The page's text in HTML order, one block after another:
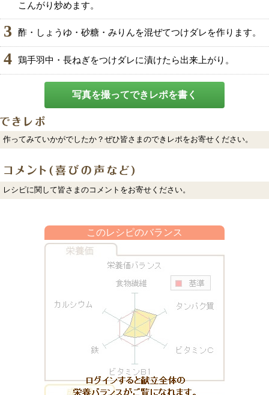
こんがり炒めます。
3 酢・しょうゆ・砂糖・みりんを混ぜてつけダレを作ります。
4 鶏手羽中・長ねぎをつけダレに漬けたら出来上がり。
写真を撮ってできレポを書く
作ってみていかがでしたか？ぜひ皆さまのできレポをお寄せください。
レシピに関して皆さまのコメントをお寄せください。
このレシピのバランス